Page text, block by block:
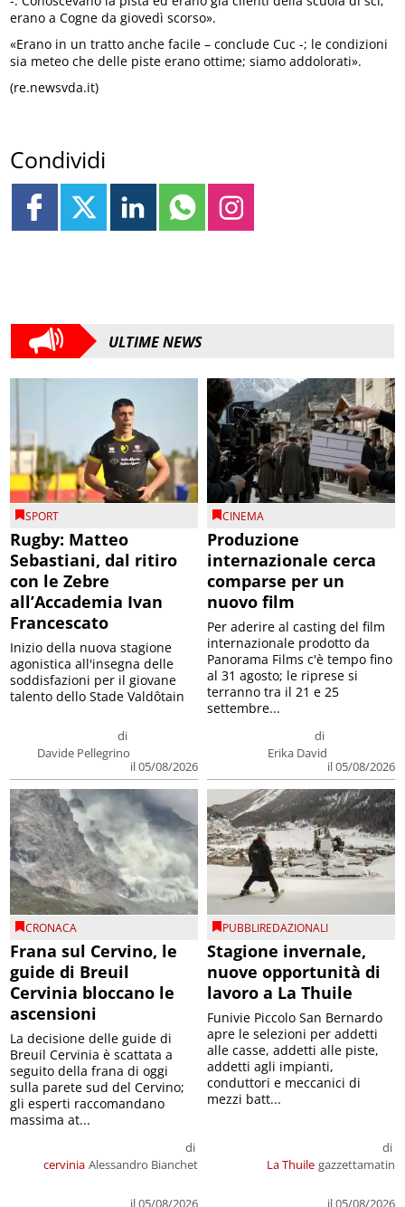
erano a Cogne da giovedì scorso».
«Erano in un tratto anche facile – conclude Cuc -; le condizioni
sia meteo che delle piste erano ottime; siamo addolorati».
(re.newsvda.it)
Condividi
ULTIME NEWS
SPORT
Rugby: Matteo
Sebastiani, dal ritiro
con le Zebre
all’Accademia Ivan
Francescato
di
Davide Pellegrino
il 05/08/2026
Inizio della nuova stagione
agonistica all'insegna delle
soddisfazioni per il giovane
talento dello Stade Valdôtain
CINEMA
Produzione
internazionale cerca
comparse per un
nuovo film
di
Erika David
il 05/08/2026
Per aderire al casting del film
internazionale prodotto da
Panorama Films c'è tempo fino
al 31 agosto; le riprese si
terranno tra il 21 e 25
settembre...
CRONACA
Frana sul Cervino, le
guide di Breuil
Cervinia bloccano le
ascensioni
cervinia
di
Alessandro Bianchet
il 05/08/2026
La decisione delle guide di
Breuil Cervinia è scattata a
seguito della frana di oggi
sulla parete sud del Cervino;
gli esperti raccomandano
massima at...
PUBBLIREDAZIONALI
Stagione invernale,
nuove opportunità di
lavoro a La Thuile
La Thuile
di
gazzettamatin
il 05/08/2026
Funivie Piccolo San Bernardo
apre le selezioni per addetti
alle casse, addetti alle piste,
addetti agli impianti,
conduttori e meccanici di
mezzi batt...